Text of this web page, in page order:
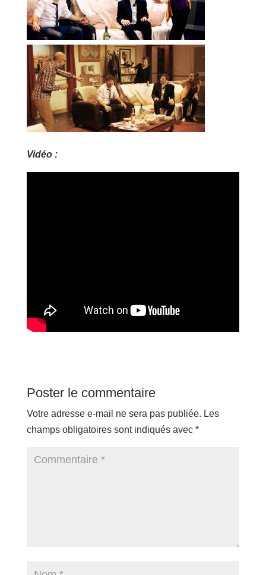
Vidéo :
Poster le commentaire
Votre adresse e-mail ne sera pas publiée. Les
champs obligatoires sont indiqués avec *